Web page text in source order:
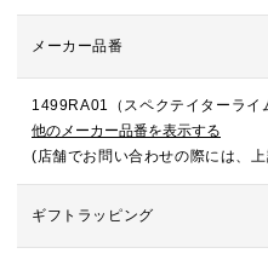
メーカー品番
1499RA01（スペクテイターライ
他のメーカー品番を表示する
(店舗でお問い合わせの際には、
ギフトラッピング